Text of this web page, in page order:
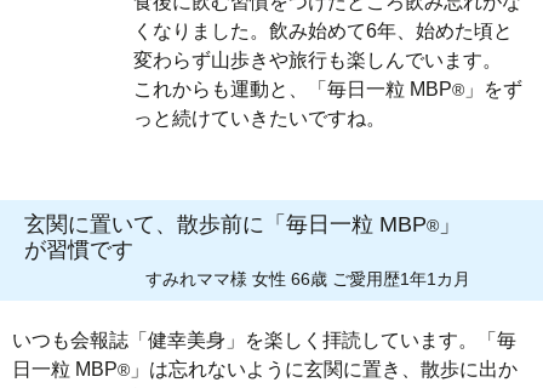
くなりました。飲み始めて6年、始めた頃と
変わらず山歩きや旅行も楽しんでいます。
これからも運動と、「毎日一粒 MBP® 」をず
っと続けていきたいですね。
玄関に置いて、散歩前に「毎日一粒 MBP® 」
が習慣です
すみれママ様 女性 66歳 ご愛用歴1年1カ月
いつも会報誌「健幸美身」を楽しく拝読しています。「毎
日一粒 MBP® 」は忘れないように玄関に置き、散歩に出か